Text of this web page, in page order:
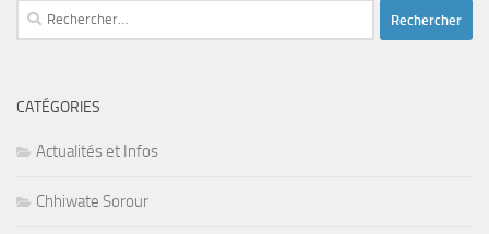
Rechercher :
CATÉGORIES
Actualités et Infos
Chhiwate Sorour